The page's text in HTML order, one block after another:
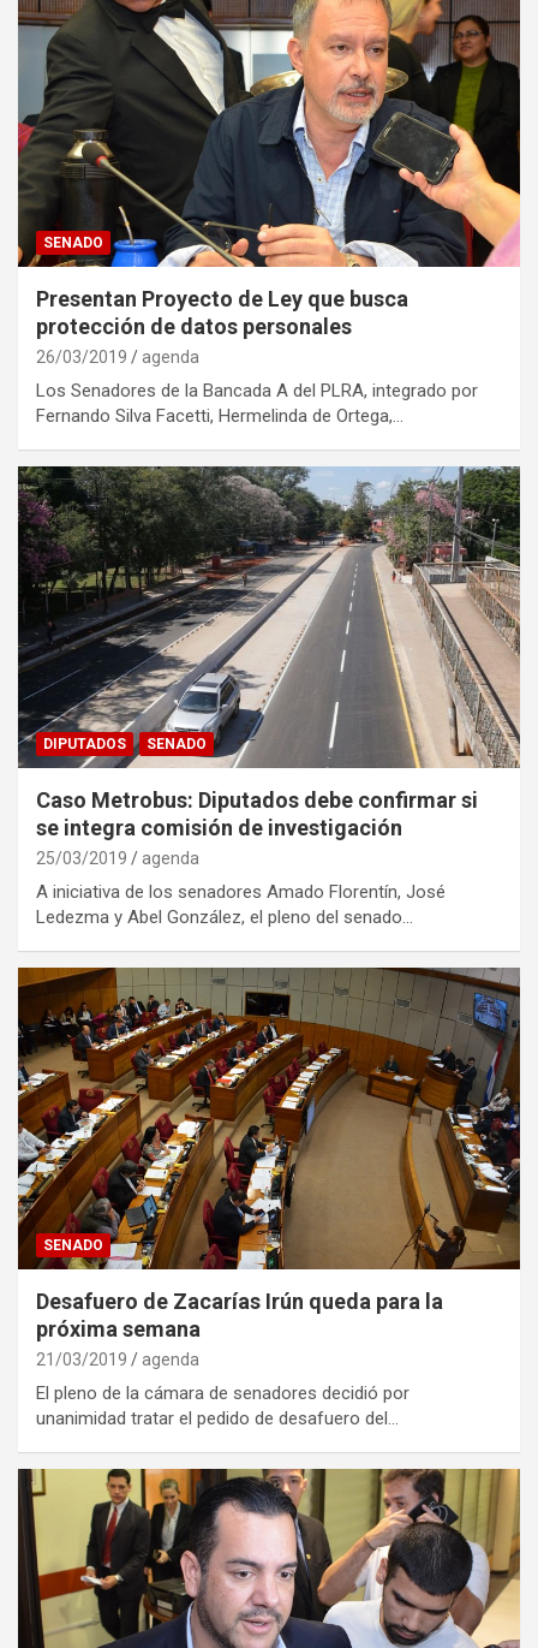
SENADO
Presentan Proyecto de Ley que busca
protección de datos personales
26/03/2019 agenda
Los Senadores de la Bancada A del PLRA, integrado por
Fernando Silva Facetti, Hermelinda de Ortega,…
DIPUTADOS SENADO
Caso Metrobus: Diputados debe confirmar si
se integra comisión de investigación
25/03/2019 agenda
A iniciativa de los senadores Amado Florentín, José
Ledezma y Abel González, el pleno del senado…
SENADO
Desafuero de Zacarías Irún queda para la
próxima semana
21/03/2019 agenda
El pleno de la cámara de senadores decidió por
unanimidad tratar el pedido de desafuero del…